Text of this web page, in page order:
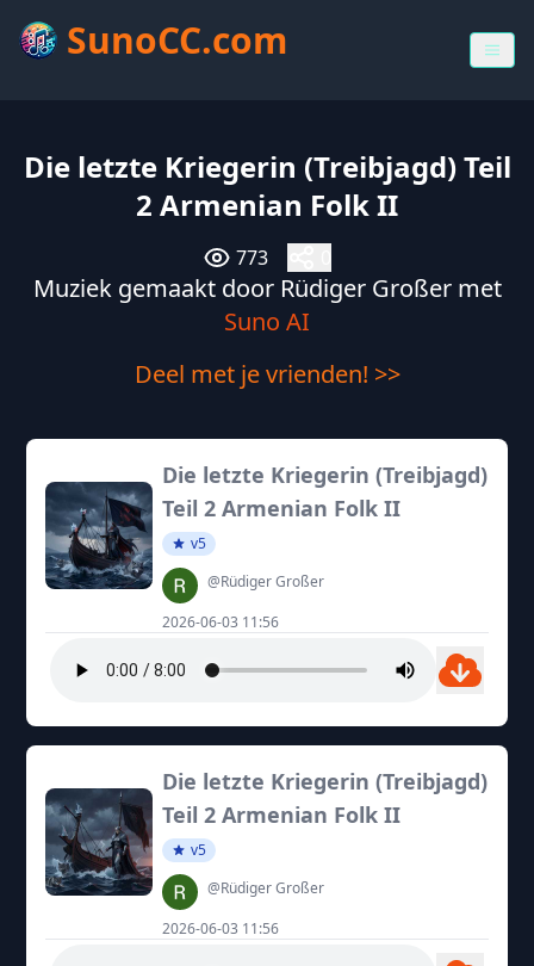
SunoCC.com
Die letzte Kriegerin (Treibjagd) Teil
2 Armenian Folk II
773
Muziek gemaakt door Rüdiger Großer met
Suno AI
Deel met je vrienden! >>
Die letzte Kriegerin (Treibjagd)
Teil 2 Armenian Folk II
v5
@Rüdiger Großer
2026-06-03 11:56
Die letzte Kriegerin (Treibjagd)
Teil 2 Armenian Folk II
v5
@Rüdiger Großer
2026-06-03 11:56